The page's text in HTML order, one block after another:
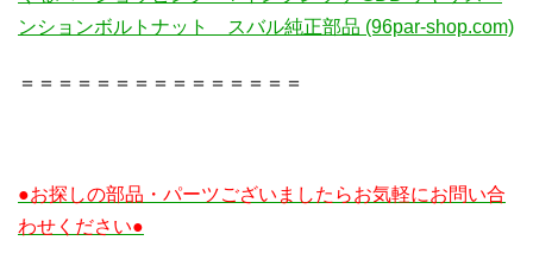
ンションボルトナット スバル純正部品 (96par-shop.com)
＝＝＝＝＝＝＝＝＝＝＝＝＝＝＝
●お探しの部品・パーツございましたらお気軽にお問い合
わせください●